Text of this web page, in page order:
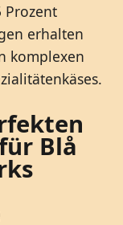
Prozent
erhalten
komplexen
Blå